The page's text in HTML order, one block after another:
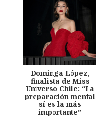
Dominga López,
finalista de Miss
Universo Chile: “La
preparación mental
sí es la más
importante”